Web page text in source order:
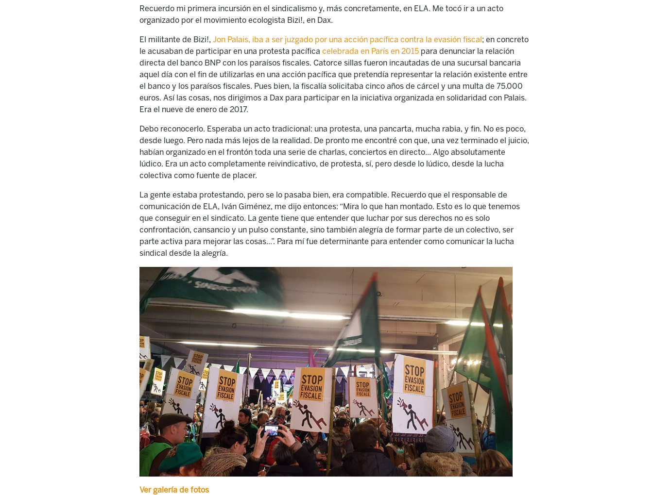
Recuerdo mi primera incursión en el sindicalismo y, más concretamente, en ELA. Me tocó ir a un acto
organizado por el movimiento ecologista Bizi!, en Dax.
El militante de Bizi!, Jon Palais, iba a ser juzgado por una acción pacífica contra la evasión fiscal; en concreto
le acusaban de participar en una protesta pacífica celebrada en París en 2015 para denunciar la relación
directa del banco BNP con los paraísos fiscales. Catorce sillas fueron incautadas de una sucursal bancaria
aquel día con el fin de utilizarlas en una acción pacífica que pretendía representar la relación existente entre
el banco y los paraísos fiscales. Pues bien, la fiscalía solicitaba cinco años de cárcel y una multa de 75.000
euros. Así las cosas, nos dirigimos a Dax para participar en la iniciativa organizada en solidaridad con Palais.
Era el nueve de enero de 2017.
Debo reconocerlo. Esperaba un acto tradicional: una protesta, una pancarta, mucha rabia, y fin. No es poco,
desde luego. Pero nada más lejos de la realidad. De pronto me encontré con que, una vez terminado el juicio,
habían organizado en el frontón toda una serie de charlas, conciertos en directo... Algo absolutamente
lúdico. Era un acto completamente reivindicativo, de protesta, sí, pero desde lo lúdico, desde la lucha
colectiva como fuente de placer.
La gente estaba protestando, pero se lo pasaba bien, era compatible. Recuerdo que el responsable de
comunicación de ELA, Iván Giménez, me dijo entonces: “Mira lo que han montado. Esto es lo que tenemos
que conseguir en el sindicato. La gente tiene que entender que luchar por sus derechos no es solo
confrontación, cansancio y un pulso constante, sino también alegría de formar parte de un colectivo, ser
parte activa para mejorar las cosas...”. Para mí fue determinante para entender como comunicar la lucha
sindical desde la alegría.
Ver galería de fotos